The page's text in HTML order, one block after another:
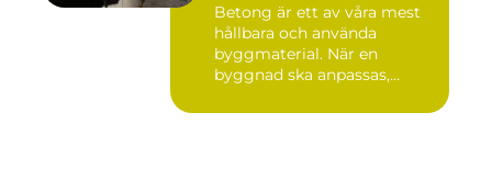
Betong är ett av våra mest
hållbara och använda
byggmaterial. När en
byggnad ska anpassas,